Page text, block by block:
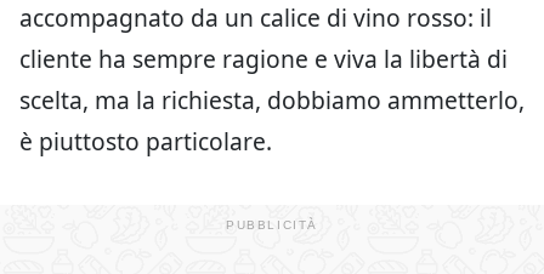
accompagnato da un calice di vino rosso: il
cliente ha sempre ragione e viva la libertà di
scelta, ma la richiesta, dobbiamo ammetterlo,
è piuttosto particolare.